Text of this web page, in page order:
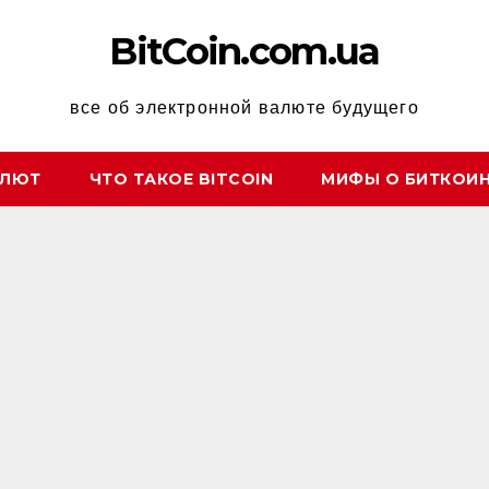
BitCoin.com.ua
все об электронной валюте будущего
ЧТО ТАКОЕ BITCOIN МИФЫ О